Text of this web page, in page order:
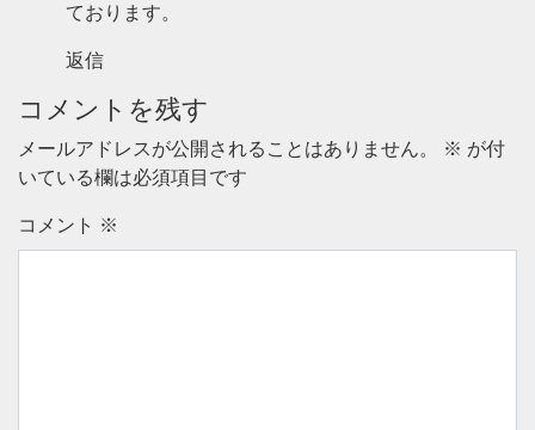
ております。
返信
コメントを残す
メールアドレスが公開されることはありません。 ※ が付
いている欄は必須項目です
コメント ※